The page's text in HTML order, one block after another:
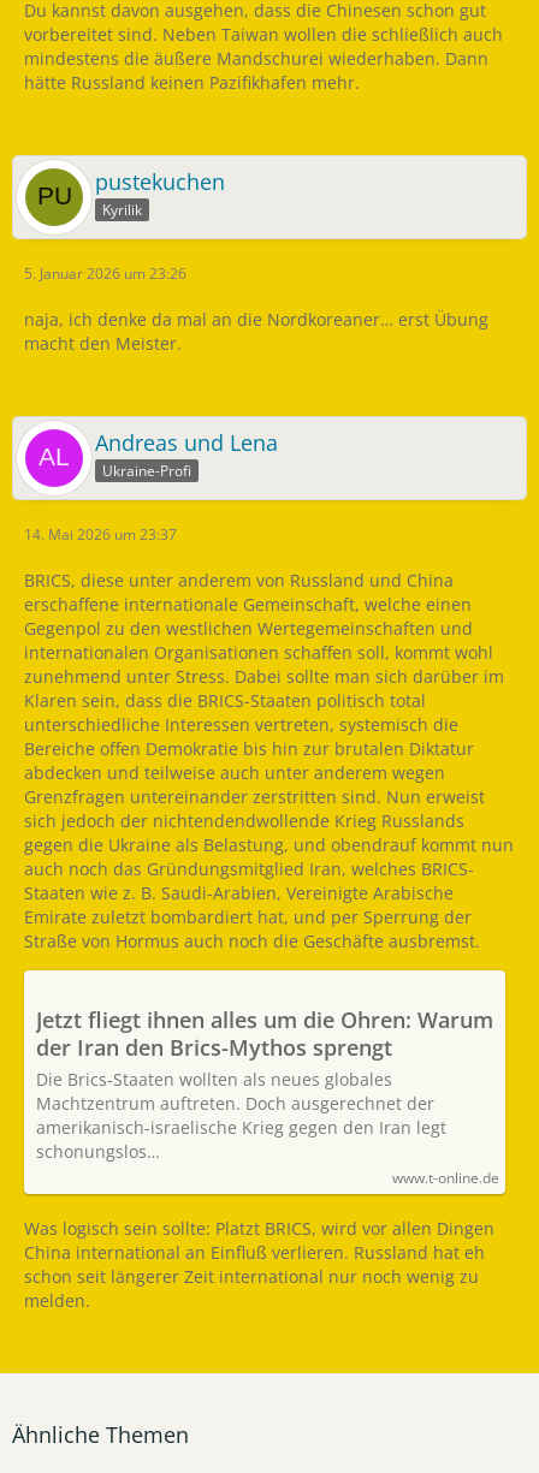
Du kannst davon ausgehen, dass die Chinesen schon gut
vorbereitet sind. Neben Taiwan wollen die schließlich auch
mindestens die äußere Mandschurei wiederhaben. Dann
hätte Russland keinen Pazifikhafen mehr.
pustekuchen
Kyrilik
5. Januar 2026 um 23:26
naja, ich denke da mal an die Nordkoreaner… erst Übung
macht den Meister.
Andreas und Lena
Ukraine-Profi
14. Mai 2026 um 23:37
BRICS, diese unter anderem von Russland und China
erschaffene internationale Gemeinschaft, welche einen
Gegenpol zu den westlichen Wertegemeinschaften und
internationalen Organisationen schaffen soll, kommt wohl
zunehmend unter Stress. Dabei sollte man sich darüber im
Klaren sein, dass die BRICS-Staaten politisch total
unterschiedliche Interessen vertreten, systemisch die
Bereiche offen Demokratie bis hin zur brutalen Diktatur
abdecken und teilweise auch unter anderem wegen
Grenzfragen untereinander zerstritten sind. Nun erweist
sich jedoch der nichtendendwollende Krieg Russlands
gegen die Ukraine als Belastung, und obendrauf kommt nun
auch noch das Gründungsmitglied Iran, welches BRICS-
Staaten wie z. B. Saudi-Arabien, Vereinigte Arabische
Emirate zuletzt bombardiert hat, und per Sperrung der
Straße von Hormus auch noch die Geschäfte ausbremst.
Jetzt fliegt ihnen alles um die Ohren: Warum
der Iran den Brics-Mythos sprengt
Die Brics-Staaten wollten als neues globales
Machtzentrum auftreten. Doch ausgerechnet der
amerikanisch-israelische Krieg gegen den Iran legt
schonungslos…
www.t-online.de
Was logisch sein sollte: Platzt BRICS, wird vor allen Dingen
China international an Einfluß verlieren. Russland hat eh
schon seit längerer Zeit international nur noch wenig zu
melden.
Ähnliche Themen